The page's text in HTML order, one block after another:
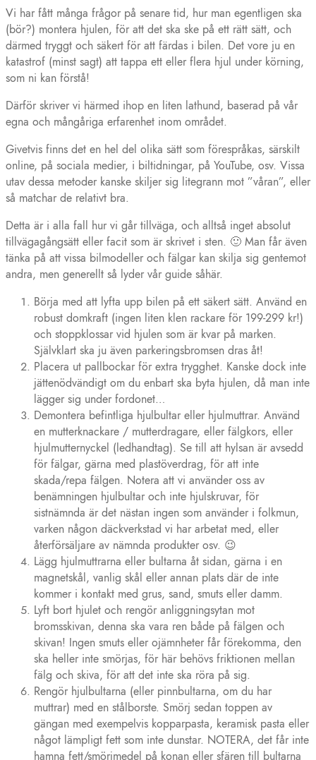
Vi har fått många frågor på senare tid, hur man egentligen ska
(bör?) montera hjulen, för att det ska ske på ett rätt sätt, och
därmed tryggt och säkert för att färdas i bilen. Det vore ju en
katastrof (minst sagt) att tappa ett eller flera hjul under körning,
som ni kan förstå!
Därför skriver vi härmed ihop en liten lathund, baserad på vår
egna och mångåriga erfarenhet inom området.
Givetvis finns det en hel del olika sätt som förespråkas, särskilt
online, på sociala medier, i biltidningar, på YouTube, osv. Vissa
utav dessa metoder kanske skiljer sig litegrann mot ”våran”, eller
så matchar de relativt bra.
Detta är i alla fall hur vi går tillväga, och alltså inget absolut
tillvägagångsätt eller facit som är skrivet i sten. 🙂 Man får även
tänka på att vissa bilmodeller och fälgar kan skilja sig gentemot
andra, men generellt så lyder vår guide såhär.
Börja med att lyfta upp bilen på ett säkert sätt. Använd en
robust domkraft (ingen liten klen rackare för 199-299 kr!)
och stoppklossar vid hjulen som är kvar på marken.
Självklart ska ju även parkeringsbromsen dras åt!
Placera ut pallbockar för extra trygghet. Kanske dock inte
jättenödvändigt om du enbart ska byta hjulen, då man inte
lägger sig under fordonet…
Demontera befintliga hjulbultar eller hjulmuttrar. Använd
en mutterknackare / mutterdragare, eller fälgkors, eller
hjulmutternyckel (ledhandtag). Se till att hylsan är avsedd
för fälgar, gärna med plastöverdrag, för att inte
skada/repa fälgen. Notera att vi använder oss av
benämningen hjulbultar och inte hjulskruvar, för
sistnämnda är det nästan ingen som använder i folkmun,
varken någon däckverkstad vi har arbetat med, eller
återförsäljare av nämnda produkter osv. 😉
Lägg hjulmuttrarna eller bultarna åt sidan, gärna i en
magnetskål, vanlig skål eller annan plats där de inte
kommer i kontakt med grus, sand, smuts eller damm.
Lyft bort hjulet och rengör anliggningsytan mot
bromsskivan, denna ska vara ren både på fälgen och
skivan! Ingen smuts eller ojämnheter får förekomma, den
ska heller inte smörjas, för här behövs friktionen mellan
fälg och skiva, för att det inte ska röra på sig.
Rengör hjulbultarna (eller pinnbultarna, om du har
muttrar) med en stålborste. Smörj sedan toppen av
gängan med exempelvis kopparpasta, keramisk pasta eller
något lämpligt fett som inte dunstar. NOTERA, det får inte
hamna fett/smörjmedel på konan eller sfären till bultarna